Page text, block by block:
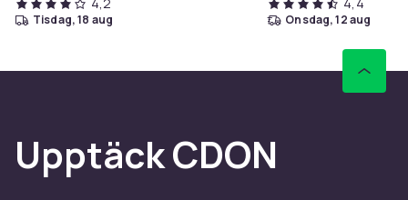
tisdag, 18 aug onsdag, 12 aug
Upptäck CDON